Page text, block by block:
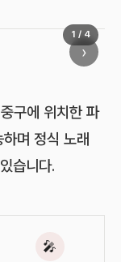
›
1 / 4
구에 위치한 파
며 정식 노래
습니다.
🎤